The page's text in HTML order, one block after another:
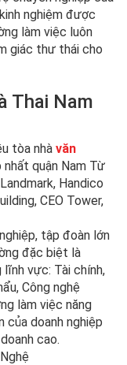
nghiệm được
làm việc luôn
giác thư thái cho
Thai Nam
tòa nhà văn
nhất quận Nam Từ
Handico
CEO Tower,
tập đoàn lớn
đặc biệt là
lĩnh vực: Tài chính,
Công nghệ
làm việc năng
doanh nghiệp
cao.